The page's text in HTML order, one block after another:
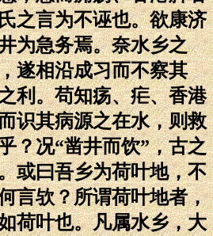
之言为不诬也。欲康济
为急务焉。奈水乡之
遂相沿成习而不察其
利。苟知疡、疟、香港
识其病源之在水，则救
？况“凿井而饮”，古之
或曰吾乡为荷叶地，不
言欤？所谓荷叶地者，
荷叶也。凡属水乡，大